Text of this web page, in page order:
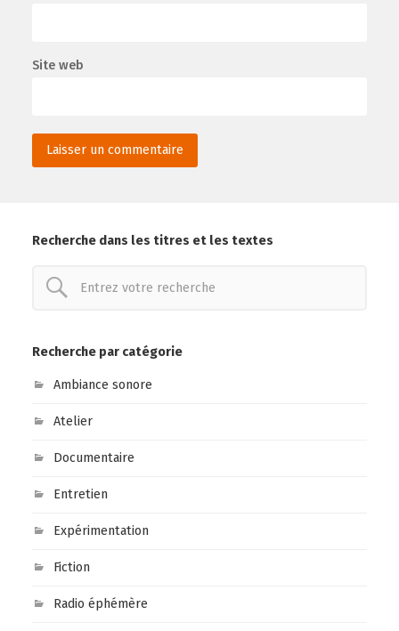
Site web
Recherche dans les titres et les textes
Recherche par catégorie
Ambiance sonore
Atelier
Documentaire
Entretien
Expérimentation
Fiction
Radio éphémère